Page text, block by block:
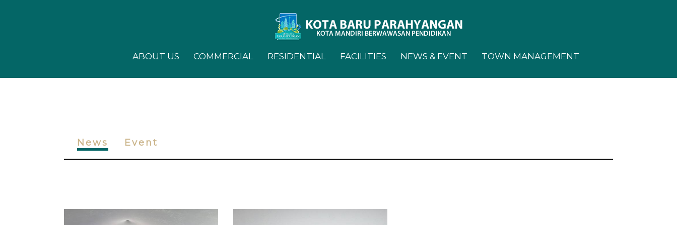
ABOUT US COMMERCIAL RESIDENTIAL FACILITIES NEWS & EVENT TOWN MANAGEMENT
News Event